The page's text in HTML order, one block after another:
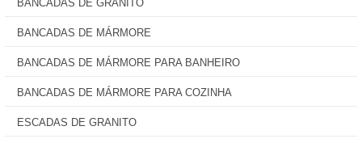
BANCADAS DE GRANITO
BANCADAS DE MÁRMORE
BANCADAS DE MÁRMORE PARA BANHEIRO
BANCADAS DE MÁRMORE PARA COZINHA
ESCADAS DE GRANITO